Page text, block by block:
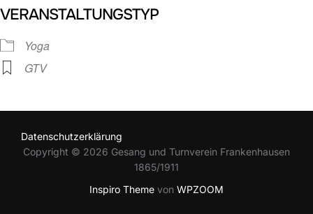
VERANSTALTUNGSTYP
Yoga
GTV
Datenschutzerklärung
Copyright © 2026 Gesang und Turnverein Frankenhausen
1865/1911
Inspiro Theme von WPZOOM